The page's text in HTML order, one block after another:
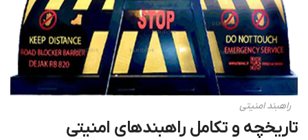
راهبند امنیتی
تاریخچه و تکامل راهبندهای امنیتی